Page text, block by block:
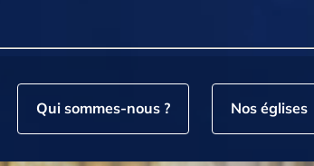
Qui sommes‑nous ? Nos églises